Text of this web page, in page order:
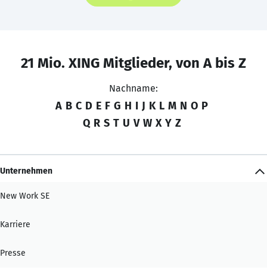
21 Mio. XING Mitglieder, von A bis Z
Nachname:
A B C D E F G H I J K L M N O P
Q R S T U V W X Y Z
Unternehmen
New Work SE
Karriere
Presse